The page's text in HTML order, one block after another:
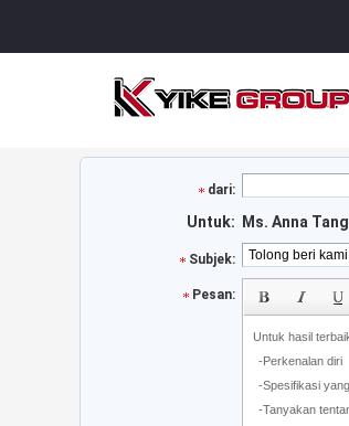
dari:
Untuk: Ms. Anna Tang
Subjek:
Pesan: